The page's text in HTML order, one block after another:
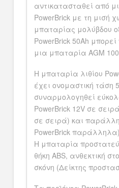
αντικατασταθεί από
PowerBrick με τη μισή
μπαταρίας μολύβδου
PowerBrick 50Ah
μια μπαταρία AGM
Η μπαταρία λιθίου
έχει ονομαστική τάση
συναρμολογηθεί
PowerBrick 12V σε
σε σειρά) και
PowerBrick
Η μπαταρία
θήκη ABS, ανθεκτική
σκόνη (Δείκτης